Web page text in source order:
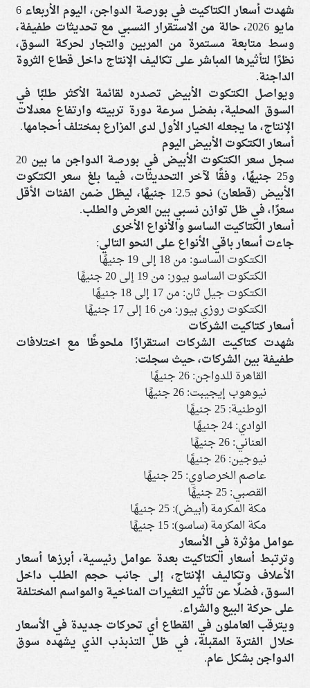
شهدت أسعار الكتاكيت في بورصة الدواجن، اليوم الأربعاء 6
مايو 2026، حالة من الاستقرار النسبي مع تحديثات طفيفة،
وسط متابعة مستمرة من المربين والتجار لحركة السوق،
نظرًا لتأثيرها المباشر على تكاليف الإنتاج داخل قطاع الثروة
الداجنة.
ويواصل الكتكوت الأبيض تصدره لقائمة الأكثر طلبًا في
السوق المحلية، بفضل سرعة دورة تربيته وارتفاع معدلات
الإنتاج، ما يجعله الخيار الأول لدى المزارع بمختلف أحجامها.
أسعار الكتكوت الأبيض اليوم
سجل سعر الكتكوت الأبيض في بورصة الدواجن ما بين 20
و25 جنيهًا، وفقًا لآخر التحديثات، فيما بلغ سعر الكتكوت
الأبيض (قطعان) نحو 12.5 جنيهًا، ليظل ضمن الفئات الأقل
سعرًا، في ظل توازن نسبي بين العرض والطلب.
أسعار الكتاكيت الساسو والأنواع الأخرى
جاءت أسعار باقي الأنواع على النحو التالي:
الكتكوت الساسو: من 18 إلى 19 جنيهًا
الكتكوت الساسو بيور: من 19 إلى 20 جنيهًا
الكتكوت جيل ثان: من 17 إلى 18 جنيهًا
الكتكوت روزي بيور: من 16 إلى 17 جنيهًا
أسعار كتاكيت الشركات
شهدت كتاكيت الشركات استقرارًا ملحوظًا مع اختلافات
طفيفة بين الشركات، حيث سجلت:
القاهرة للدواجن: 26 جنيهًا
نيوهوب إيجيبت: 26 جنيهًا
الوطنية: 25 جنيهًا
الوادي: 24 جنيهًا
العناني: 26 جنيهًا
نيوجين: 26 جنيهًا
عاصم الخرصاوي: 25 جنيهًا
القصبي: 25 جنيهًا
مكة المكرمة (أبيض): 25 جنيهًا
مكة المكرمة (ساسو): 15 جنيهًا
عوامل مؤثرة في الأسعار
وترتبط أسعار الكتاكيت بعدة عوامل رئيسية، أبرزها أسعار
الأعلاف وتكاليف الإنتاج، إلى جانب حجم الطلب داخل
السوق، فضلًا عن تأثير التغيرات المناخية والمواسم المختلفة
على حركة البيع والشراء.
ويترقب العاملون في القطاع أي تحركات جديدة في الأسعار
خلال الفترة المقبلة، في ظل التذبذب الذي يشهده سوق
الدواجن بشكل عام.